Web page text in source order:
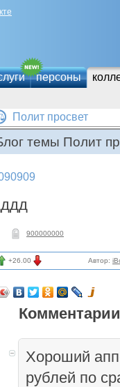
персоны
Полит просвет
темы Полит
900000000
+26.00 Автор:
Хороший
рублей по